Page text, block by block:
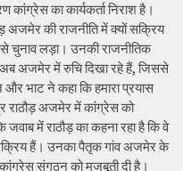
कांग्रेस का कार्यकर्ता निराश है।
अजमेर की राजनीति में क्यों सक्रिय
से चुनाव लड़ा। उनकी राजनीतिक
अब अजमेर में रुचि दिखा रहे हैं, जिससे
और भाट ने कहा कि हमारा प्रयास
राठौड़ अजमेर में कांग्रेस को
में राठौड़ का कहना रहा है कि वे
सक्रिय हैं। उनका पैतृक गांव अजमेर के
संगठन को मजबूती दी है।